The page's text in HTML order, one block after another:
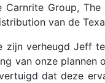
Carnrite Group,
van de
zijn verheugd Jeff
van onze plannen
dat deze